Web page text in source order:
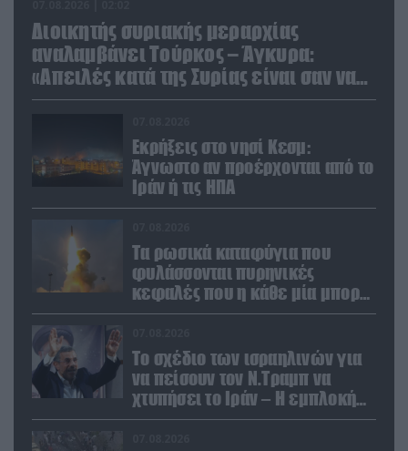
Διοικητής συριακής μεραρχίας
αναλαμβάνει Τούρκος – Άγκυρα:
«Απειλές κατά της Συρίας είναι σαν να
απειλούν εμάς»
Εκρήξεις στο νησί Κεσμ:
Άγνωστο αν προέρχονται από το
Ιράν ή τις ΗΠΑ
Τα ρωσικά καταφύγια που
φυλάσσονται πυρηνικές
κεφαλές που η κάθε μία μπορεί
να καταστρέψει «μία
Το σχέδιο των ισραηλινών για
να πείσουν τον Ν.Τραμπ να
χτυπήσει το Ιράν – Η εμπλοκή
του Μ.Αχμαντινετζάντ